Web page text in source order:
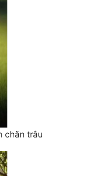
chăn trâu